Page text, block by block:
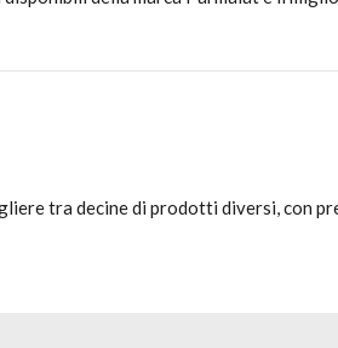
tra decine di prodotti diversi, con